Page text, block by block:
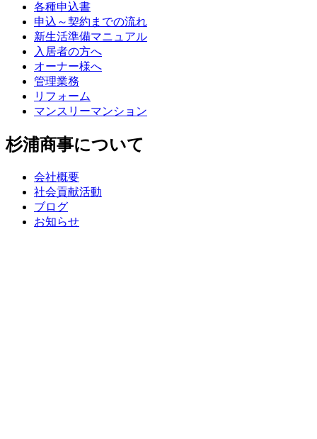
各種申込書
申込～契約までの流れ
新生活準備マニュアル
入居者の方へ
オーナー様へ
管理業務
リフォーム
マンスリーマンション
杉浦商事について
会社概要
社会貢献活動
ブログ
お知らせ